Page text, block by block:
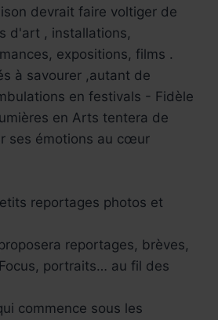
Réservez !
devrait faire voltiger de
d'art , installations,
expositions, films .
à savourer ,autant de
en festivals - Fidèle
en Arts tentera de
ses émotions au cœur
reportages photos et
reportages, brèves,
portraits… au fil des
commence sous les